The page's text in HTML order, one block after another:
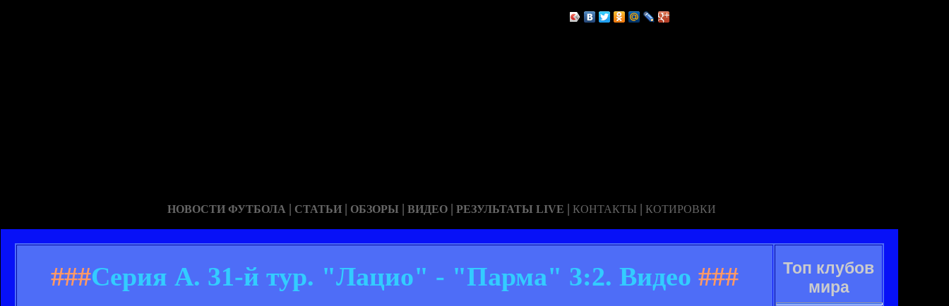
НОВОСТИ ФУТБОЛА | СТАТЬИ | ОБЗОРЫ | ВИДЕО | РЕЗУЛЬТАТЫ LIVE | КОНТАКТЫ | КОТИРОВКИ
###Серия А. 31-й тур. "Лацио" - "Парма" 3:2. Видео ###
Топ клубов
мира